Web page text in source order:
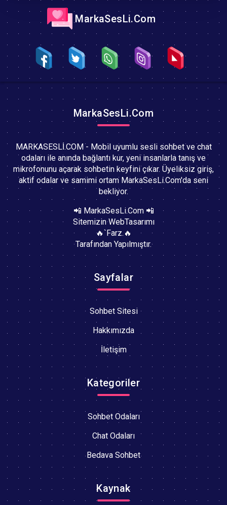
MarkaSesLi.Com
MarkaSesLi.Com
MARKASESLİ.COM - Mobil uyumlu sesli sohbet ve chat
odaları ile anında bağlantı kur, yeni insanlarla tanış ve
mikrofonunu açarak sohbetin keyfini çıkar. Üyeliksiz giriş,
aktif odalar ve samimi ortam MarkaSesLi.Com'da seni
bekliyor.
📲 MarkaSesLi.Com 📲
Sitemizin WebTasarımı
🔥`Farz.🔥
Tarafından Yapılmıştır.
Sayfalar
Sohbet Sitesi
Hakkımızda
İletişim
Kategoriler
Sohbet Odaları
Chat Odaları
Bedava Sohbet
Kaynak